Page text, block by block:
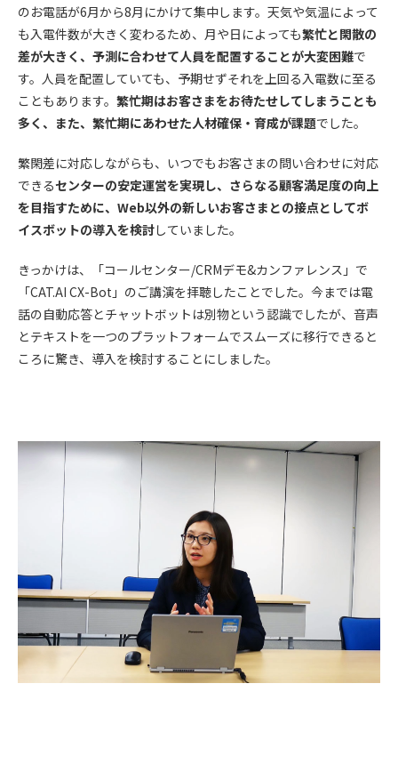
のお電話が6月から8月にかけて集中します。天気や気温によって
も入電件数が大きく変わるため、月や日によっても繁忙と閑散の
差が大きく、予測に合わせて人員を配置することが大変困難で
す。人員を配置していても、予期せずそれを上回る入電数に至る
こともあります。 繁忙期はお客さまをお待たせしてしまうことも
多く、また、繁忙期にあわせた人材確保・育成が課題でした。
繁閑差に対応しながらも、いつでもお客さまの問い合わせに対応
できるセンターの安定運営を実現し、さらなる顧客満足度の向上
を目指すために、Web以外の新しいお客さまとの接点としてボ
イスボットの導入を検討していました。
きっかけは、「コールセンター/CRMデモ&カンファレンス」で
「CAT.AI CX-Bot」のご講演を拝聴したことでした。今までは電
話の自動応答とチャットボットは別物という認識でしたが、音声
とテキストを一つのプラットフォームでスムーズに移行できると
ころに驚き、導入を検討することにしました。